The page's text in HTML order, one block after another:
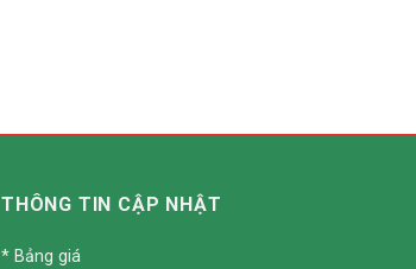
THÔNG TIN CẬP NHẬT
* Bảng giá